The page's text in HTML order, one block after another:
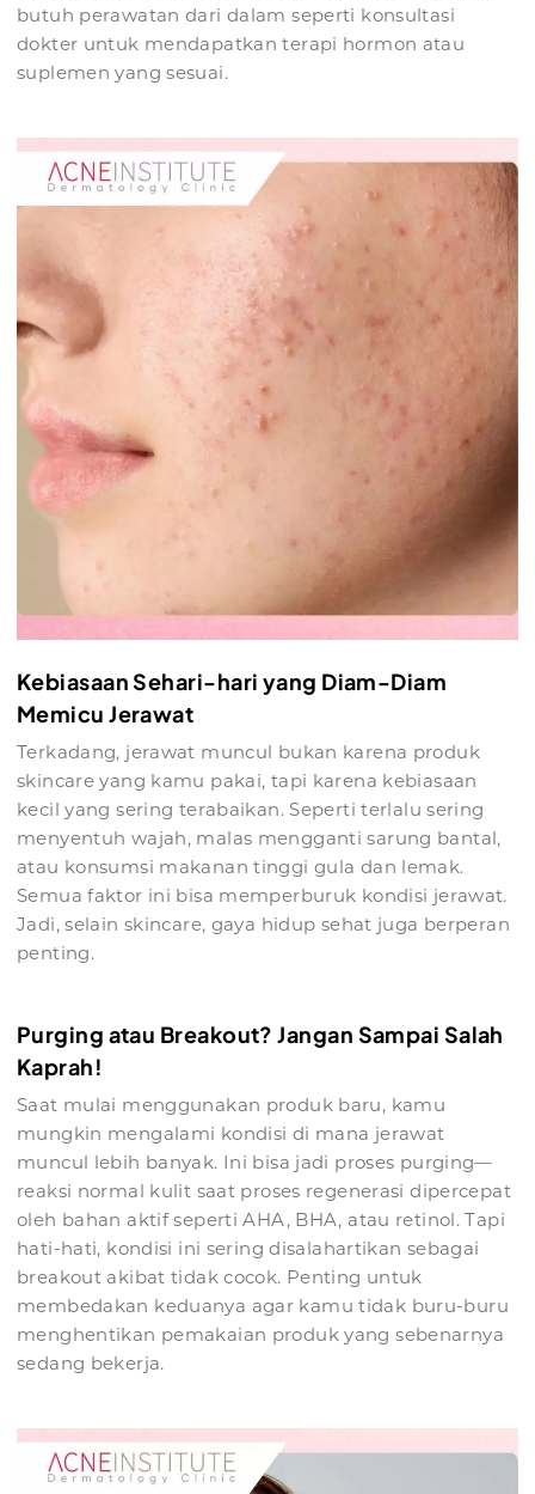
butuh perawatan dari dalam seperti konsultasi
dokter untuk mendapatkan terapi hormon atau
suplemen yang sesuai.
Kebiasaan Sehari-hari yang Diam-Diam
Memicu Jerawat
Terkadang, jerawat muncul bukan karena produk
skincare yang kamu pakai, tapi karena kebiasaan
kecil yang sering terabaikan. Seperti terlalu sering
menyentuh wajah, malas mengganti sarung bantal,
atau konsumsi makanan tinggi gula dan lemak.
Semua faktor ini bisa memperburuk kondisi jerawat.
Jadi, selain skincare, gaya hidup sehat juga berperan
penting.
Purging atau Breakout? Jangan Sampai Salah
Kaprah!
Saat mulai menggunakan produk baru, kamu
mungkin mengalami kondisi di mana jerawat
muncul lebih banyak. Ini bisa jadi proses purging—
reaksi normal kulit saat proses regenerasi dipercepat
oleh bahan aktif seperti AHA, BHA, atau retinol. Tapi
hati-hati, kondisi ini sering disalahartikan sebagai
breakout akibat tidak cocok. Penting untuk
membedakan keduanya agar kamu tidak buru-buru
menghentikan pemakaian produk yang sebenarnya
sedang bekerja.